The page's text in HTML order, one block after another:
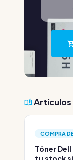
Artículos
COMPRA
Tóner